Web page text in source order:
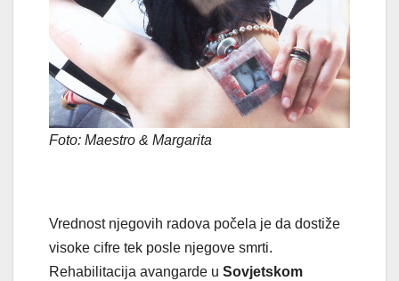
Foto: Maestro & Margarita
Vrednost njegovih radova počela je da dostiže
visoke cifre tek posle njegove smrti.
Rehabilitacija avangarde u Sovjetskom